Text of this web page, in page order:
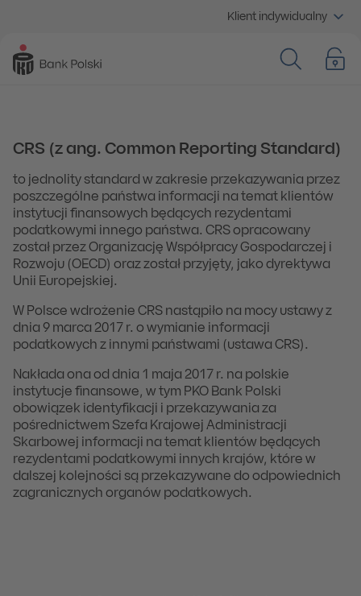
Klient indywidualny
CRS (z ang. Common Reporting Standard)
to jednolity standard w zakresie przekazywania przez
poszczególne państwa informacji na temat klientów
instytucji finansowych będących rezydentami
podatkowymi innego państwa. CRS opracowany
został przez Organizację Współpracy Gospodarczej i
Rozwoju (OECD) oraz został przyjęty, jako dyrektywa
Unii Europejskiej.
W Polsce wdrożenie CRS nastąpiło na mocy ustawy z
dnia 9 marca 2017 r. o wymianie informacji
podatkowych z innymi państwami (ustawa CRS).
Nakłada ona od dnia 1 maja 2017 r. na polskie
instytucje finansowe, w tym PKO Bank Polski
obowiązek identyfikacji i przekazywania za
pośrednictwem Szefa Krajowej Administracji
Skarbowej informacji na temat klientów będących
rezydentami podatkowymi innych krajów, które w
dalszej kolejności są przekazywane do odpowiednich
zagranicznych organów podatkowych.